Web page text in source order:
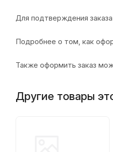
Для подтверждения
Подробнее о том, как
Также оформить заказ
Другие товары